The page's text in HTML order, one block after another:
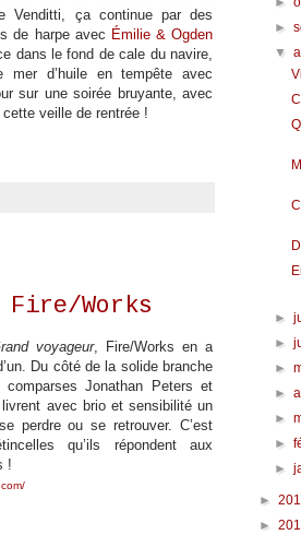
Venditti, ça continue par des
de harpe avec Émilie & Ogden
dans le fond de cale du navire,
mer d’huile en tempête avec
sur une soirée bruyante, avec
veille de rentrée !
Works
voyageur, Fire/Works en a
Du côté de la solide branche
Jonathan Peters et
avec brio et sensibilité un
perdre ou se retrouver. C’est
qu’ils répondent aux
!
►
▼
►
►
►
►
►
►
►
►
►